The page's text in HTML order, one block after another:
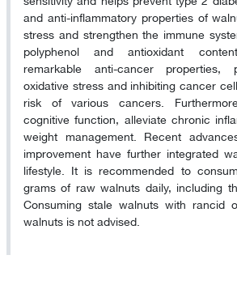
and anti-inflammatory properties of
stress and strengthen the immune
polyphenol and antioxidant
remarkable anti-cancer properties,
oxidative stress and inhibiting cancer
risk of various cancers.
cognitive function, alleviate chronic
weight management. Recent
improvement have further integrated
lifestyle. It is recommended to
grams of raw walnuts daily, including
Consuming stale walnuts with rancid
walnuts is not advised.